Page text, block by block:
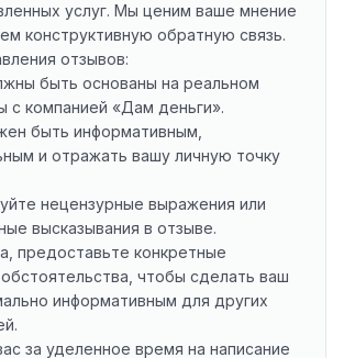
услуг. Мы ценим ваше мнение
конструктивную обратную связь.
отзывов:
быть основаны на реальном
с компанией «Дам деньги».
быть информативным,
и отражать вашу личную точку
нецензурные выражения или
высказывания в отзыве.
предоставьте конкретные
чтобы сделать ваш
информативным для других
за уделенное время на написание